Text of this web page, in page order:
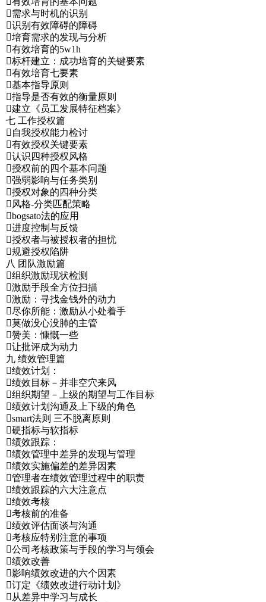
需求与时机的识别
识别有效障碍的障碍
培育需求的发现与分析
有效培育的5w1h
标杆建立：成功培育的关键要素
有效培育七要素
基本指导原则
指导是否有效的衡量原则
建立《员工发展特征档案》
七 工作授权篇
自我授权能力检讨
有效授权关键要素
认识四种授权风格
授权前的四个基本问题
强弱影响与任务类别
授权对象的四种分类
风格-分类匹配策略
bogsato法的应用
进度控制与反馈
授权者与被授权者的担忧
规避授权陷阱
八 团队激励篇
组织激励现状检测
激励手段全方位扫描
激励：寻找金钱外的动力
尽你所能：激励从小处着手
莫做没心没肺的主管
赞美：慷慨一些
让批评成为动力
九 绩效管理篇
绩效计划：
绩效目标－并非空穴来风
组织期望－上级的期望与工作目标
绩效计划沟通及上下级的角色
smart法则 三不脱离原则
硬指标与软指标
绩效跟踪：
绩效管理中差异的发现与管理
绩效实施偏差的差异因素
管理者在绩效管理过程中的职责
绩效跟踪的六大注意点
绩效考核
考核前的准备
绩效评估面谈与沟通
考核应特别注意的事项
公司考核政策与手段的学习与领会
绩效改善
影响绩效改进的六个因素
订定《绩效改进行动计划》
从差异中学习与成长